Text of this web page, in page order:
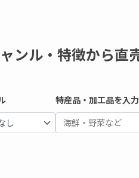
ンル・特徴から直
特産品・加工品を入力